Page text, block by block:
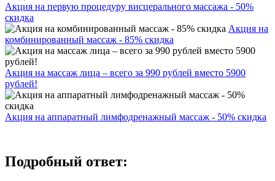
Акция на первую процедуру висцерального массажа - 50%
скидка
Акция на
комбинированный массаж - 85% скидка
Акция на массаж лица – всего за 990 рублей вместо 5900
рублей!
Акция на аппаратный лимфодренажный массаж - 50% скидка
Подробный ответ: